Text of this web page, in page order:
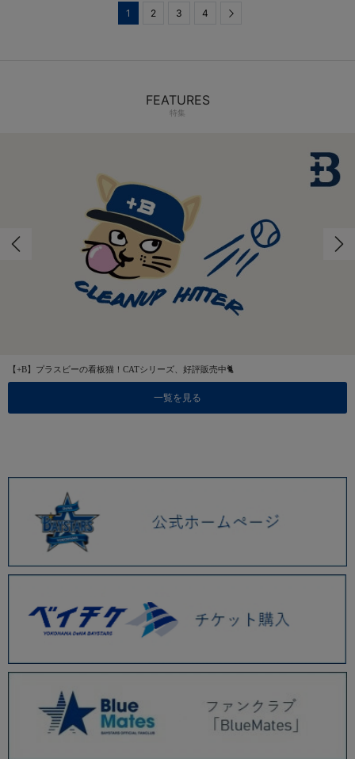
1 2 3 4
FEATURES
特集
【+B】プラスビーの看板猫！CATシリーズ、好評販売中🐈
一覧を見る